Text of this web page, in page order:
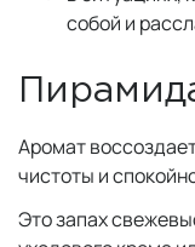
собой и
Аромат
чистоты и
Это запах